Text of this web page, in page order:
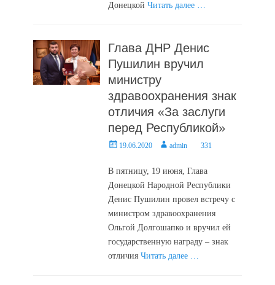
ДонецкойЧитать далее …
Глава ДНР Денис
Пушилин вручил
министру
здравоохранения знак
отличия «За заслуги
перед Республикой»
Posted19.06.2020 Authoradmin 331
В пятницу, 19 июня, Глава
Донецкой Народной Республики
Денис Пушилин провел встречу с
министром здравоохранения
Ольгой Долгошапко и вручил ей
государственную награду – знак
отличияЧитать далее …